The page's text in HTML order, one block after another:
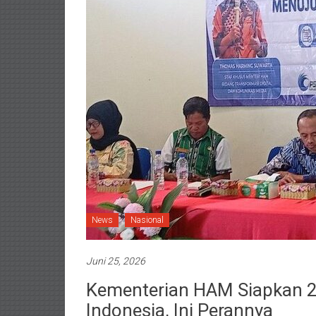
News Nasional
Juni 25, 2026
Kementerian HAM Siapkan
Indonesia, Ini Perannya